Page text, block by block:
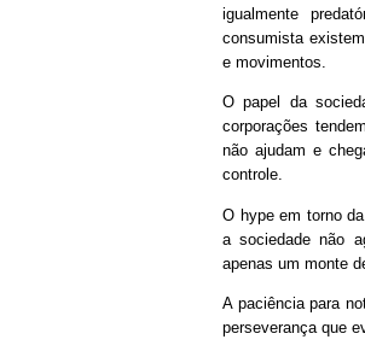
igualmente
consumista
e movimentos.
O papel da
corporações
não ajudam e
controle.
O hype em torno
a sociedade não
apenas um monte
A paciência para
perseverança que